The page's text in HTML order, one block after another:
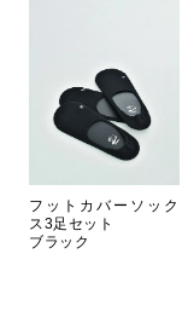
フットカバーソック
ス3足セット
ブラック